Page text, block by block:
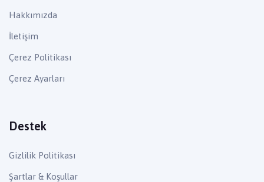
Hakkımızda
İletişim
Çerez Politikası
Çerez Ayarları
Destek
Gizlilik Politikası
Şartlar & Koşullar